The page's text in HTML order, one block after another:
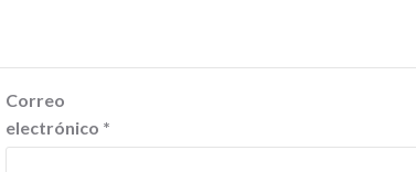
Correo
electrónico *